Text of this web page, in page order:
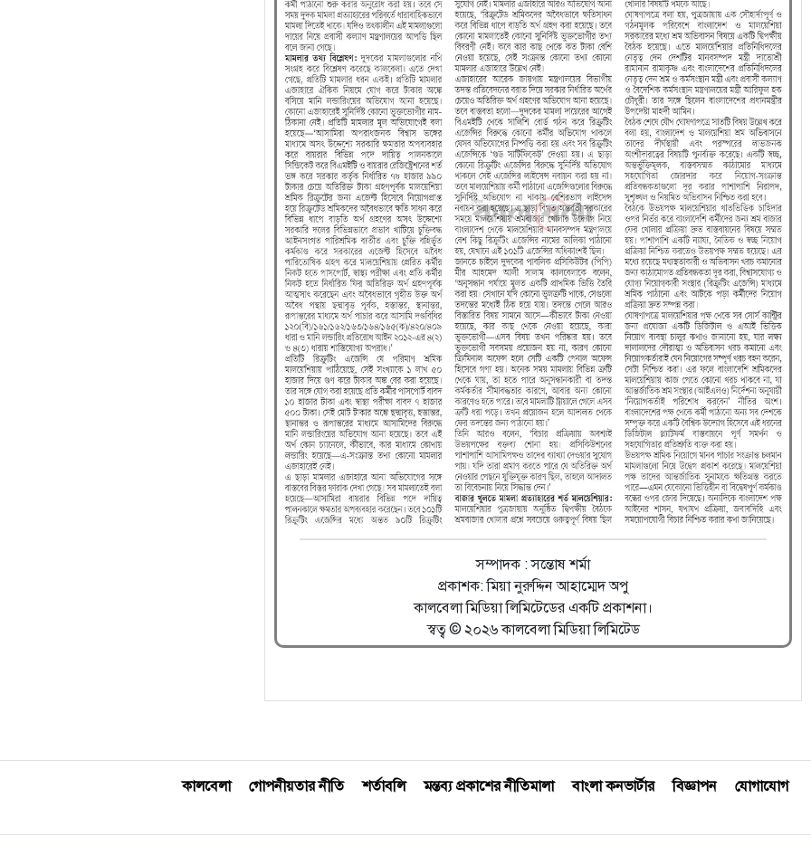
সম্পাদক : সন্তোষ শর্মা
প্রকাশক: মিয়া নুরুদ্দিন আহাম্মেদ অপু
কালবেলা মিডিয়া লিমিটেডের একটি প্রকাশনা।
স্বত্ব © ২০২৬ কালবেলা মিডিয়া লিমিটেড
কালবেলা গোপনীয়তার নীতি শর্তাবলি মন্তব্য প্রকাশের নীতিমালা বাংলা কনভার্টার বিজ্ঞাপন যোগাযোগ